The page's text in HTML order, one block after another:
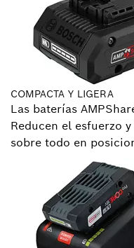
COMPACTA Y LIGERA
Las baterías
Reducen el esfuerzo
sobre todo en